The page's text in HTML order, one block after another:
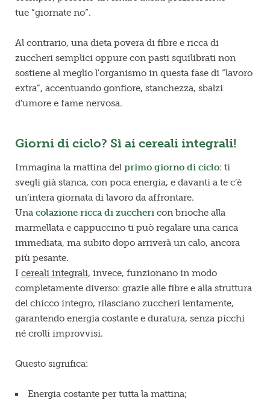
tue “giornate no”.
Al contrario, una dieta povera di fibre e ricca di
zuccheri semplici oppure con pasti squilibrati non
sostiene al meglio l'organismo in questa fase di “lavoro
extra”, accentuando gonfiore, stanchezza, sbalzi
d'umore e fame nervosa.
Giorni di ciclo? Sì ai cereali integrali!
Immagina la mattina del primo giorno di ciclo: ti
svegli già stanca, con poca energia, e davanti a te c’è
un’intera giornata di lavoro da affrontare.
Una colazione ricca di zuccheri con brioche alla
marmellata e cappuccino ti può regalare una carica
immediata, ma subito dopo arriverà un calo, ancora
più pesante.
I cereali integrali, invece, funzionano in modo
completamente diverso: grazie alle fibre e alla struttura
del chicco integro, rilasciano zuccheri lentamente,
garantendo energia costante e duratura, senza picchi
né crolli improvvisi.
Questo significa:
Energia costante per tutta la mattina;